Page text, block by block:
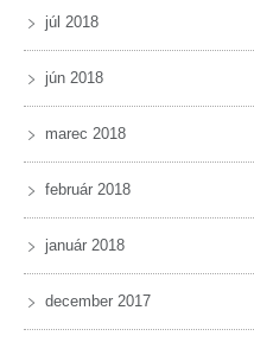
júl 2018
jún 2018
marec 2018
február 2018
január 2018
december 2017